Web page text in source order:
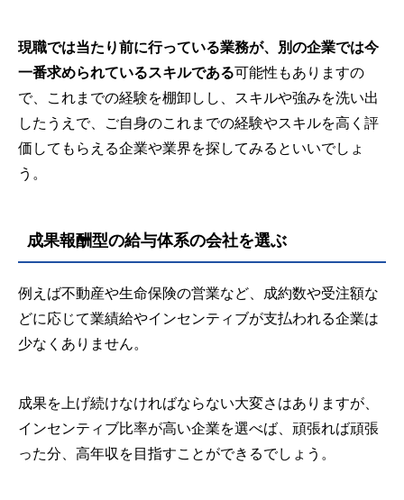
現職では当たり前に行っている業務が、別の企業では今
一番求められているスキルである可能性もありますの
で、これまでの経験を棚卸しし、スキルや強みを洗い出
したうえで、ご自身のこれまでの経験やスキルを高く評
価してもらえる企業や業界を探してみるといいでしょ
う。
成果報酬型の給与体系の会社を選ぶ
例えば不動産や生命保険の営業など、成約数や受注額な
どに応じて業績給やインセンティブが支払われる企業は
少なくありません。
成果を上げ続けなければならない大変さはありますが、
インセンティブ比率が高い企業を選べば、頑張れば頑張
った分、高年収を目指すことができるでしょう。